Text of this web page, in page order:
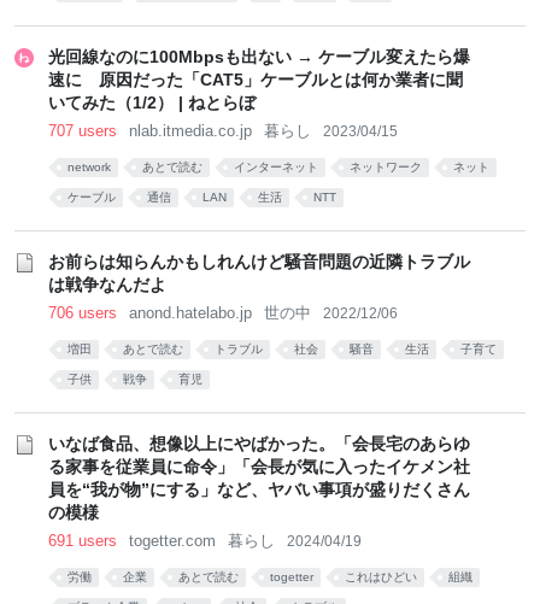
光回線なのに100Mbpsも出ない → ケーブル変えたら爆
速に 原因だった「CAT5」ケーブルとは何か業者に聞
いてみた（1/2） | ねとらぼ
707 users nlab.itmedia.co.jp 暮らし 2023/04/15
network あとで読む インターネット ネットワーク ネット
ケーブル 通信 LAN 生活 NTT
お前らは知らんかもしれんけど騒音問題の近隣トラブル
は戦争なんだよ
706 users anond.hatelabo.jp 世の中 2022/12/06
増田 あとで読む トラブル 社会 騒音 生活 子育て
子供 戦争 育児
いなば食品、想像以上にやばかった。「会長宅のあらゆ
る家事を従業員に命令」「会長が気に入ったイケメン社
員を“我が物”にする」など、ヤバい事項が盛りだくさん
の模様
691 users togetter.com 暮らし 2024/04/19
労働 企業 あとで読む togetter これはひどい 組織